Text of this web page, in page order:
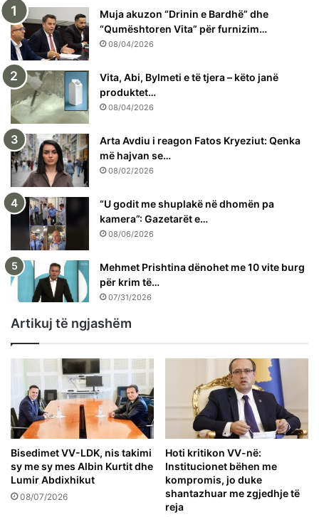
Muja akuzon “Drinin e Bardhë” dhe
“Qumështoren Vita” për furnizim…
08/04/2026
Vita, Abi, Bylmeti e të tjera – këto janë
produktet…
08/04/2026
Arta Avdiu i reagon Fatos Kryeziut: Qenka
më hajvan se…
08/02/2026
“U godit me shuplakë në dhomën pa
kamera”: Gazetarët e…
08/06/2026
Mehmet Prishtina dënohet me 10 vite burg
për krim të…
07/31/2026
Artikuj të ngjashëm
Bisedimet VV-LDK, nis takimi
sy me sy mes Albin Kurtit dhe
Lumir Abdixhikut
08/07/2026
Hoti kritikon VV-në:
Institucionet bëhen me
kompromis, jo duke
shantazhuar me zgjedhje të
reja